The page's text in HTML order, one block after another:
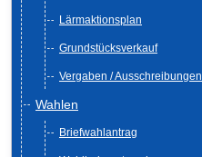
Lärmaktionsplan
Grundstücksverkauf
Vergaben / Ausschreibungen
Wahlen
Briefwahlantrag